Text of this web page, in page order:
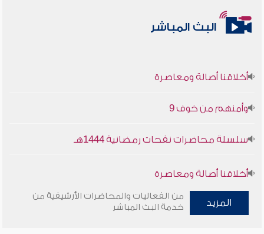
البث المباشر
أخلاقنا أصالة ومعاصرة
وأمنهم من خوف 9
سلسلة محاضرات نفحات رمضانية 1444هـ
أخلاقنا أصالة ومعاصرة
وأمنهم من خوف 9
المزيد
من الفعاليات والمحاضرات الأرشيفية من
خدمة البث المباشر